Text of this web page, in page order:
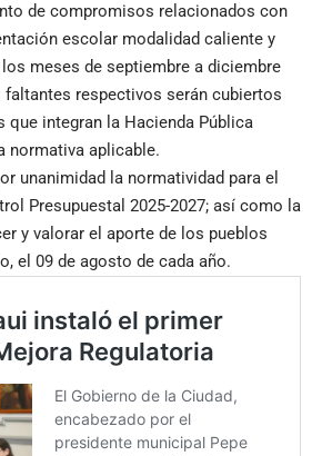
de compromisos relacionados con
escolar modalidad caliente y
meses de septiembre a diciembre
faltantes respectivos serán cubiertos
integran la Hacienda Pública
normativa aplicable.
unanimidad la normatividad para el
Presupuestal 2025-2027; así como la
y valorar el aporte de los pueblos
el 09 de agosto de cada año.